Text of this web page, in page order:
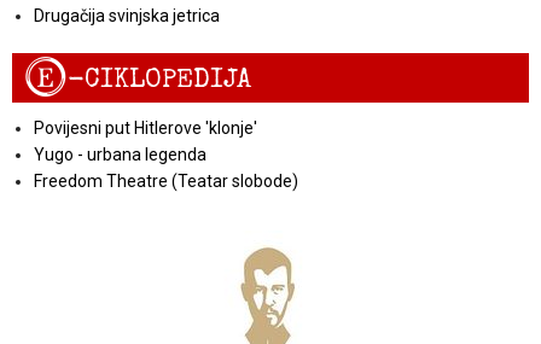
Drugačija svinjska jetrica
E-CIKLOPEDIJA
Povijesni put Hitlerove 'klonje'
Yugo - urbana legenda
Freedom Theatre (Teatar slobode)